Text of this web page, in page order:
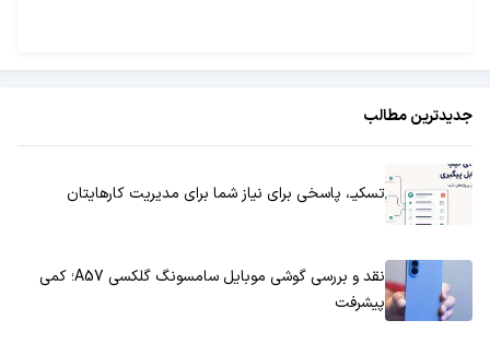
جدیدترین مطالب
تسکیـ، پاسخی برای نیاز شما برای مدیریت کارهایتان
نقد و بررسی گوشی موبایل سامسونگ گلکسی A57؛ کمی
پیشرفت